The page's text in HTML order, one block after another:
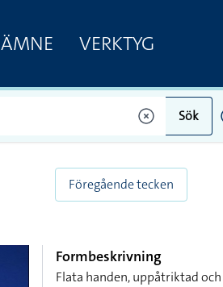
ÄMNE VERKTYG
Sök
Föregående tecken
Formbeskrivning
Flata handen, uppåtriktad